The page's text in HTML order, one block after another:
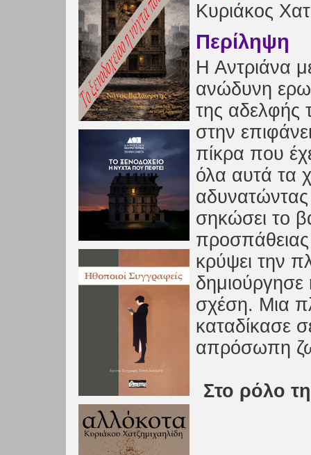
Κυριάκος
Περίληψη
Η Αντριάνα
ανώδυνη
της αδελφής
στην
πίκρα που
όλα αυτά τα
σηκώσει το
κρύψει την
δημιούργησε
σχέση. Μια
καταδίκασε
απρόσωπη
Στο ρόλο